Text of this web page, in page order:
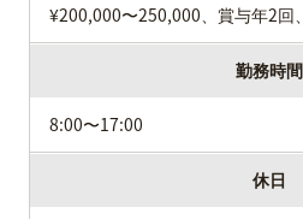
¥200,000〜250,000、賞与年2回
勤務時間
8:00〜17:00
休日